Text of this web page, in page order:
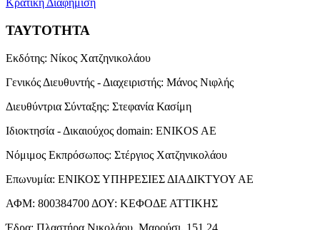
Κρατική Διαφήμιση
ΤΑΥΤΟΤΗΤΑ
Εκδότης: Νίκος Χατζηνικολάου
Γενικός Διευθυντής - Διαχειριστής: Μάνος Νιφλής
Διευθύντρια Σύνταξης: Στεφανία Κασίμη
Ιδιοκτησία - Δικαιούχος domain: ENIKOS AE
Νόμιμος Εκπρόσωπος: Στέργιος Χατζηνικολάου
Επωνυμία: ΕΝΙΚΟΣ ΥΠΗΡΕΣΙΕΣ ΔΙΑΔΙΚΤΥΟΥ ΑΕ
ΑΦΜ: 800384700 ΔΟΥ: ΚΕΦΟΔΕ ΑΤΤΙΚΗΣ
Έδρα: Πλαστήρα Νικολάου, Μαρούσι, 151 24